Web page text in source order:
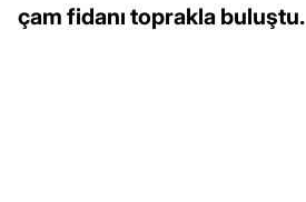
çam fidanı toprakla buluştu.